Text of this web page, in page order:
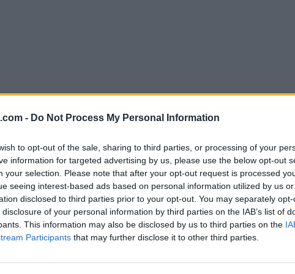
- Do Not Process My Personal Information
to opt-out of the sale, sharing to third parties, or processing of your
information for targeted advertising by us, please use the below opt-out
your selection. Please note that after your opt-out request is processed
seeing interest-based ads based on personal information utilized by us
disclosed to third parties prior to your opt-out. You may separately
of your personal information by third parties on the IAB’s list of
This information may also be disclosed by us to third parties on the
Participants that may further disclose it to other third parties.